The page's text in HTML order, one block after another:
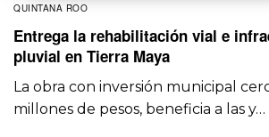
QUINTANA ROO
Entrega la rehabilitación vial e
pluvial en Tierra Maya
La obra con inversión municipal
millones de pesos, beneficia a las y…